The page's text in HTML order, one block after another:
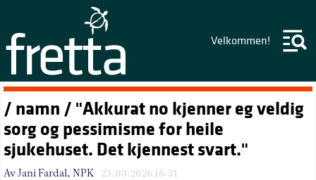
Velkommen!
/ namn / "Akkurat no kjenner eg veldig
sorg og pessimisme for heile
sjukehuset. Det kjennest svart."
Av Jani Fardal, NPK 23.03.2026 16:51